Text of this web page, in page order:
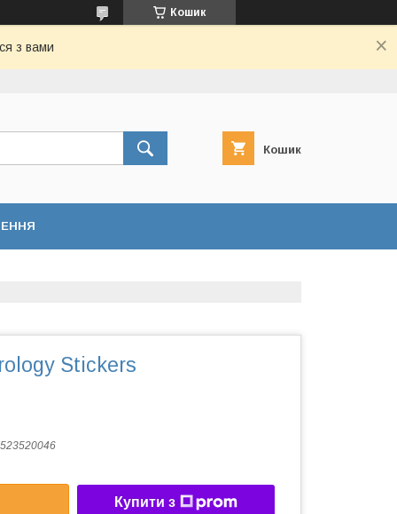
Кошик
з вами
Кошик
Stickers
Купити з